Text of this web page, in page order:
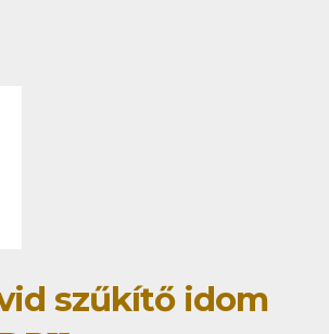
szűkítő idom